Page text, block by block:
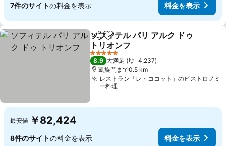
7件のサイトの料金を表示 料金を表示
シェアお気に入りに追加
ソフィテル パリ アルク ドゥ
トリオンフ
5 ホテルのランク
8.9 大満足
4,237
凱旋門まで0.5 km
レストラン「レ・ココット」のビストロノミ
ー料理
最安値 ￥82,424
8件のサイトの料金を表示 料金を表示